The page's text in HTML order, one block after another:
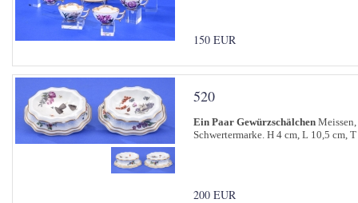
150 EUR
520
Ein Paar Gewürzschälchen
Schwertermarke. H 4 cm, L 10,5 cm,
200 EUR